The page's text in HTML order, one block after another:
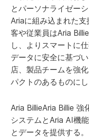
とパーソナライゼー
Ariaに組み込まれた
客や従業員はAria
し、よりスマートに
データに安全に基づ
店、製品チームを強
パクトのあるものにし
Aria BillieAria Billie 強
システムとAria AI機
とデータを提供する。